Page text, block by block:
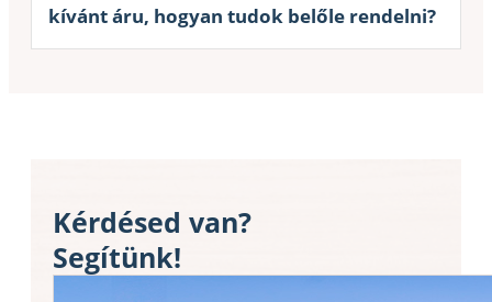
kívánt áru, hogyan tudok belőle rendelni?
Kérdésed van?
Segítünk!